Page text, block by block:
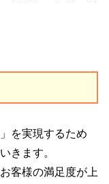
を実現するため
きます。
客様の満足度が上